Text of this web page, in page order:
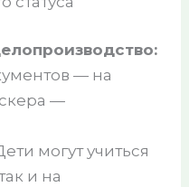
— на
—
могут учиться
и на